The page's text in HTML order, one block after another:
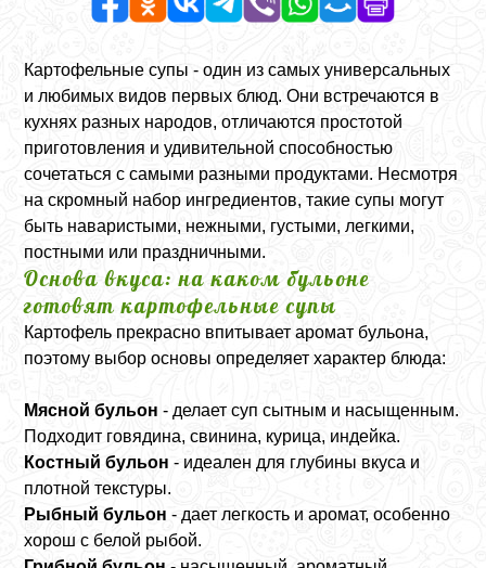
Картофельные супы - один из самых универсальных
и любимых видов первых блюд. Они встречаются в
кухнях разных народов, отличаются простотой
приготовления и удивительной способностью
сочетаться с самыми разными продуктами. Несмотря
на скромный набор ингредиентов, такие супы могут
быть наваристыми, нежными, густыми, легкими,
постными или праздничными.
Основа вкуса: на каком бульоне
готовят картофельные супы
Картофель прекрасно впитывает аромат бульона,
поэтому выбор основы определяет характер блюда:
Мясной бульон - делает суп сытным и насыщенным.
Подходит говядина, свинина, курица, индейка.
Костный бульон - идеален для глубины вкуса и
плотной текстуры.
Рыбный бульон - дает легкость и аромат, особенно
хорош с белой рыбой.